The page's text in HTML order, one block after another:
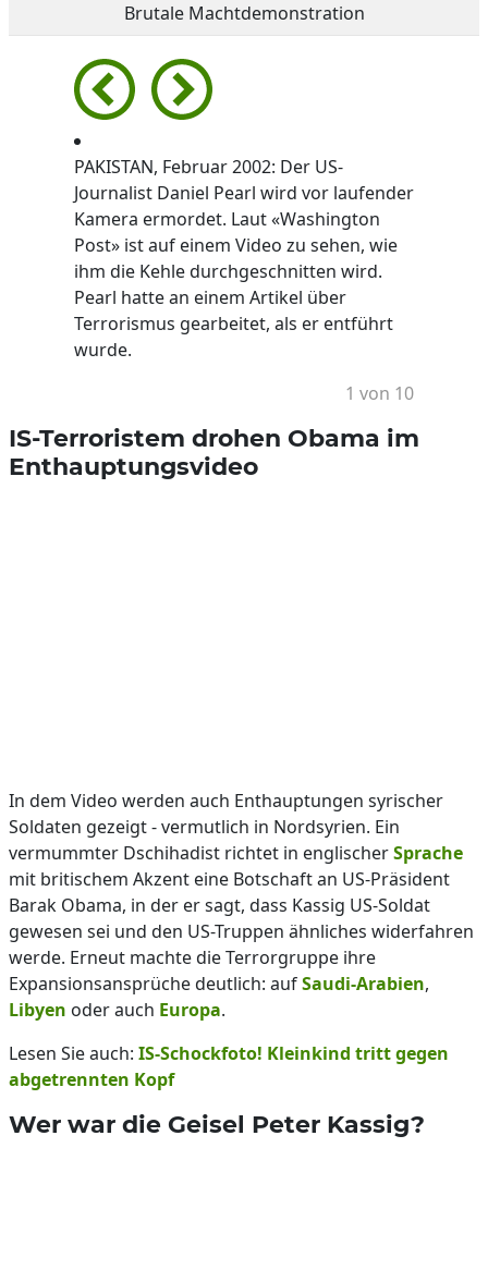
Brutale Machtdemonstration
PAKISTAN, Februar 2002: Der US-
Journalist Daniel Pearl wird vor laufender
Kamera ermordet. Laut «Washington
Post» ist auf einem Video zu sehen, wie
ihm die Kehle durchgeschnitten wird.
Pearl hatte an einem Artikel über
Terrorismus gearbeitet, als er entführt
wurde.
1 von 10
IS-Terroristem drohen Obama im
Enthauptungsvideo
In dem Video werden auch Enthauptungen syrischer
Soldaten gezeigt - vermutlich in Nordsyrien. Ein
vermummter Dschihadist richtet in englischerSprache
mit britischem Akzent eine Botschaft an US-Präsident
Barak Obama, in der er sagt, dass Kassig US-Soldat
gewesen sei und den US-Truppen ähnliches widerfahren
werde. Erneut machte die Terrorgruppe ihre
Expansionsansprüche deutlich: aufSaudi-Arabien,
Libyen oder auch Europa.
Lesen Sie auch: IS-Schockfoto! Kleinkind tritt gegen
abgetrennten Kopf
Wer war die Geisel Peter Kassig?